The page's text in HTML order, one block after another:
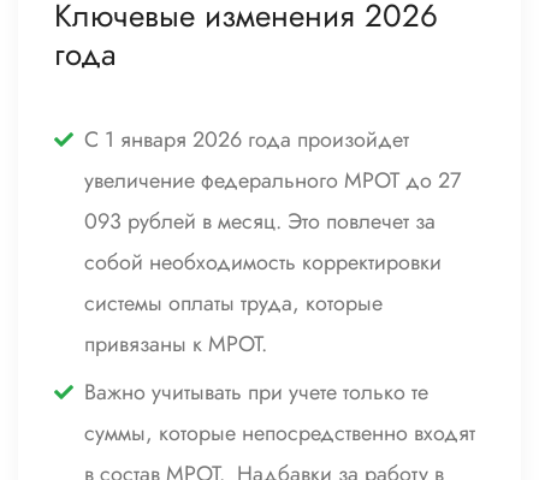
Ключевые изменения 2026
года
С 1 января 2026 года произойдет
увеличение федерального МРОТ до 27
093 рублей в месяц. Это повлечет за
собой необходимость корректировки
системы оплаты труда, которые
привязаны к МРОТ.
Важно учитывать при учете только те
суммы, которые непосредственно входят
в состав МРОТ. Надбавки за работу в